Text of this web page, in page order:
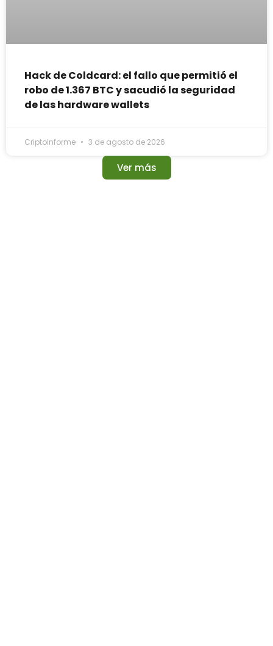
Hack de Coldcard: el fallo que permitió el
robo de 1.367 BTC y sacudió la seguridad
de las hardware wallets
Criptoinforme 3 de agosto de 2026
Ver más